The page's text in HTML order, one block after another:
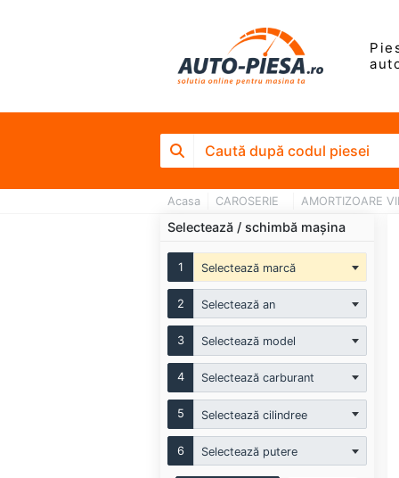
Acasa CAROSERIE AMORTIZOARE
Selectează / schimbă mașina
1 Selectează marcă
2 Selectează an
3 Selectează model
4 Selectează carburant
5 Selectează cilindree
6 Selectează putere